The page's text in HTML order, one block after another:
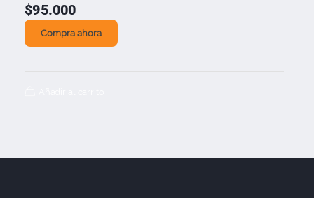
$95.000
Compra ahora